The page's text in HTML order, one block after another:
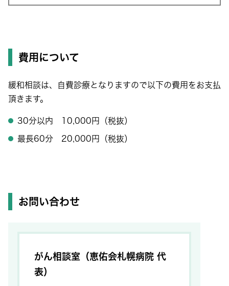
費用について
緩和相談は、自費診療となりますので以下の費用をお支払
頂きます。
30分以内 10,000円（税抜）
最長60分 20,000円（税抜）
お問い合わせ
がん相談室（恵佑会札幌病院 代
表）